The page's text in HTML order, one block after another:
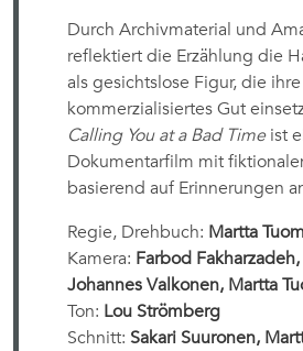
Durch Archivmaterial und
reflektiert die Erzählung die
als gesichtslose Figur, die
kommerzialisiertes Gut
Calling You at a Bad Timeist
Dokumentarfilm mit
basierend auf Erinnerungen
Regie, Drehbuch: Martta
Kamera: Farbod
Johannes Valkonen, Martta
Ton: Lou Strömberg
Schnitt: Sakari Suuronen,